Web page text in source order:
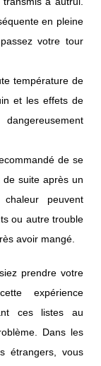
en pleine
votre tour
température de
et les effets de
de se
suite après un
peuvent
ou autre trouble
avoir mangé.
prendre votre
expérience
ces listes au
Dans les
étrangers, vous